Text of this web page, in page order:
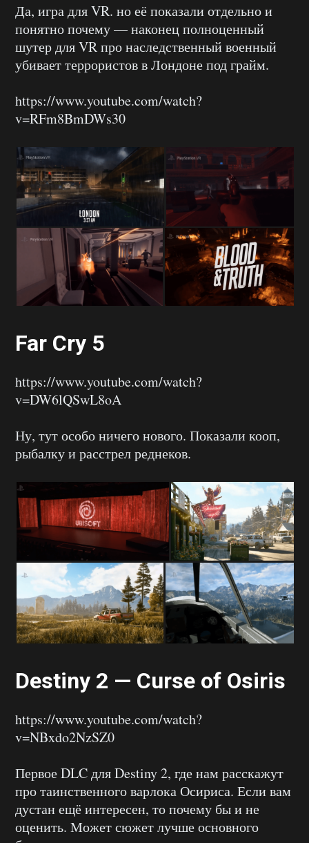
Да, игра для VR. но её показали отдельно и
понятно почему — наконец полноценный
шутер для VR про наследственный военный
убивает террористов в Лондоне под грайм.
https://www.youtube.com/watch?
v=RFm8BmDWs30
Far Cry 5
https://www.youtube.com/watch?
v=DW6lQSwL8oA
Ну, тут особо ничего нового. Показали кооп,
рыбалку и расстрел реднеков.
Destiny 2 — Curse of Osiris
https://www.youtube.com/watch?
v=NBxdo2NzSZ0
Первое DLC для Destiny 2, где нам расскажут
про таинственного варлока Осириса. Если вам
дустан ещё интересен, то почему бы и не
оценить. Может сюжет лучше основного